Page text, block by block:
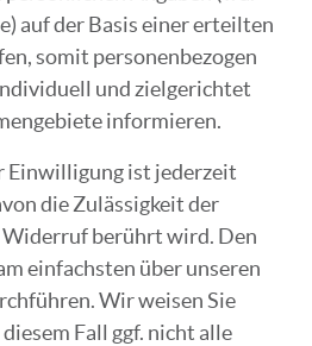
auf der Basis einer erteilten
somit personenbezogen
und zielgerichtet
informieren.
Einwilligung ist jederzeit
die Zulässigkeit der
berührt wird. Den
einfachsten über unseren
Wir weisen Sie
Fall ggf. nicht alle